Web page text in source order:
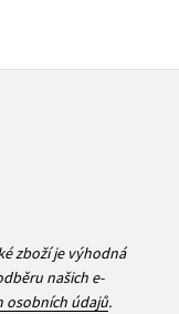
zboží je výhodná
našich e-
osobních údajů.